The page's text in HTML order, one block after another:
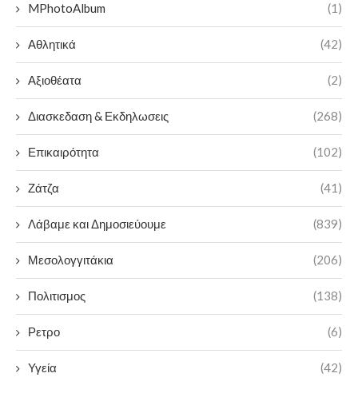
MPhotoAlbum (1)
Αθλητικά (42)
Αξιοθέατα (2)
Διασκεδαση & Εκδηλωσεις (268)
Επικαιρότητα (102)
Ζάτζα (41)
Λάβαμε και Δημοσιεύουμε (839)
Μεσολογγιτάκια (206)
Πολιτισμος (138)
Ρετρο (6)
Υγεία (42)